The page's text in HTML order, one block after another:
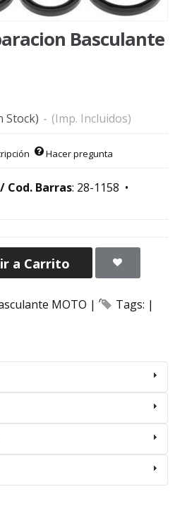
Basculante
Stock) - (Imp. Incluidos)
Hacer pregunta
Cod. Barras: 28-1158 •
a Carrito
Basculante MOTO | Tags: |